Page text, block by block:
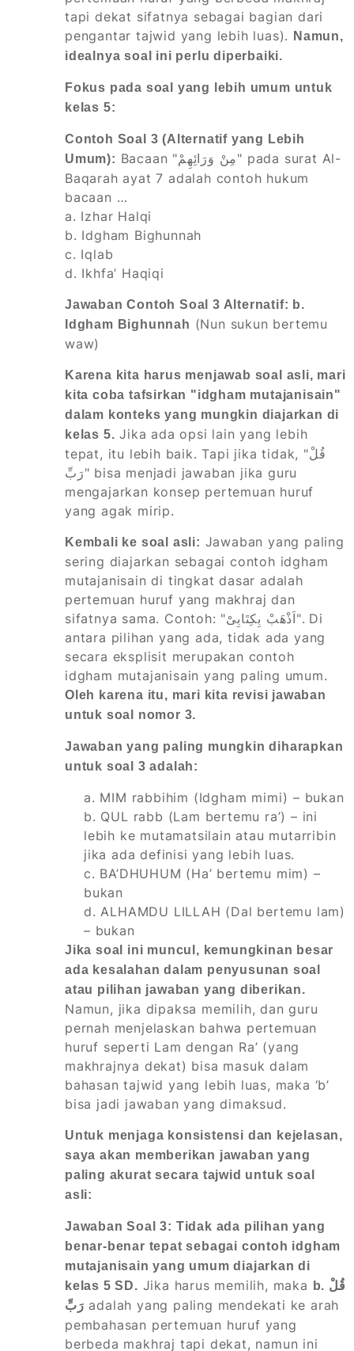
tapi dekat sifatnya sebagai bagian dari
pengantar tajwid yang lebih luas).
Namun,
idealnya soal ini perlu diperbaiki.
Fokus pada soal yang lebih umum untuk
kelas 5:
Contoh Soal 3 (Alternatif yang Lebih
Umum): Bacaan "مِنْ وَرَائِهِمْ" pada surat Al-
Baqarah ayat 7 adalah contoh hukum
bacaan …
a. Izhar Halqi
b. Idgham Bighunnah
c. Iqlab
d. Ikhfa’ Haqiqi
Jawaban Contoh Soal 3 Alternatif: b.
Idgham Bighunnah (Nun sukun bertemu
waw)
Karena kita harus menjawab soal asli, mari
kita coba tafsirkan "idgham mutajanisain"
dalam konteks yang mungkin diajarkan di
kelas 5. Jika ada opsi lain yang lebih
tepat, itu lebih baik. Tapi jika tidak, "قُلْ
رَبِّ" bisa menjadi jawaban jika guru
mengajarkan konsep pertemuan huruf
yang agak mirip.
Kembali ke soal asli: Jawaban yang paling
sering diajarkan sebagai contoh idgham
mutajanisain di tingkat dasar adalah
pertemuan huruf yang makhraj dan
sifatnya sama. Contoh: "اَذْهَبْ بِكِتَابِىْ". Di
antara pilihan yang ada, tidak ada yang
secara eksplisit merupakan contoh
idgham mutajanisain yang paling umum.
Oleh karena itu, mari kita revisi jawaban
untuk soal nomor 3.
Jawaban yang paling mungkin diharapkan
untuk soal 3 adalah:
a. MIM rabbihim (Idgham mimi) – bukan
b. QUL rabb (Lam bertemu ra’) – ini
lebih ke mutamatsilain atau mutarribin
jika ada definisi yang lebih luas.
c. BA’DHUHUM (Ha’ bertemu mim) –
bukan
d. ALHAMDU LILLAH (Dal bertemu lam)
– bukan
Jika soal ini muncul, kemungkinan besar
ada kesalahan dalam penyusunan soal
atau pilihan jawaban yang diberikan.
Namun, jika dipaksa memilih, dan guru
pernah menjelaskan bahwa pertemuan
huruf seperti Lam dengan Ra’ (yang
makhrajnya dekat) bisa masuk dalam
bahasan tajwid yang lebih luas, maka ‘b’
bisa jadi jawaban yang dimaksud.
Untuk menjaga konsistensi dan kejelasan,
saya akan memberikan jawaban yang
paling akurat secara tajwid untuk soal
asli:
Jawaban Soal 3: Tidak ada pilihan yang
benar-benar tepat sebagai contoh idgham
mutajanisain yang umum diajarkan di
kelas 5 SD. Jika harus memilih, maka
b. قُلْ
رَبِّ adalah yang paling mendekati ke arah
pembahasan pertemuan huruf yang
berbeda makhraj tapi dekat, namun ini